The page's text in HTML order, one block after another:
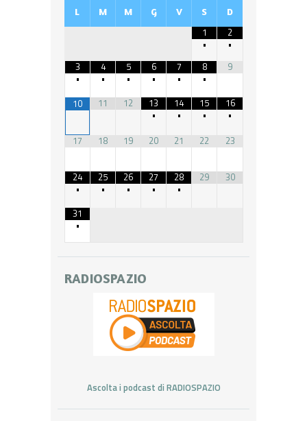
L M M G V S D
1
•
2
•
3
•
4
•
5
•
6
•
7
•
8
•
9
10 11 12
13
•
14
•
15
•
16
•
17
18 19 20 21 22 23
24
•
25
•
26
•
27
•
28
•
29 30
31
•
RADIOSPAZIO
Ascolta i podcast di RADIOSPAZIO